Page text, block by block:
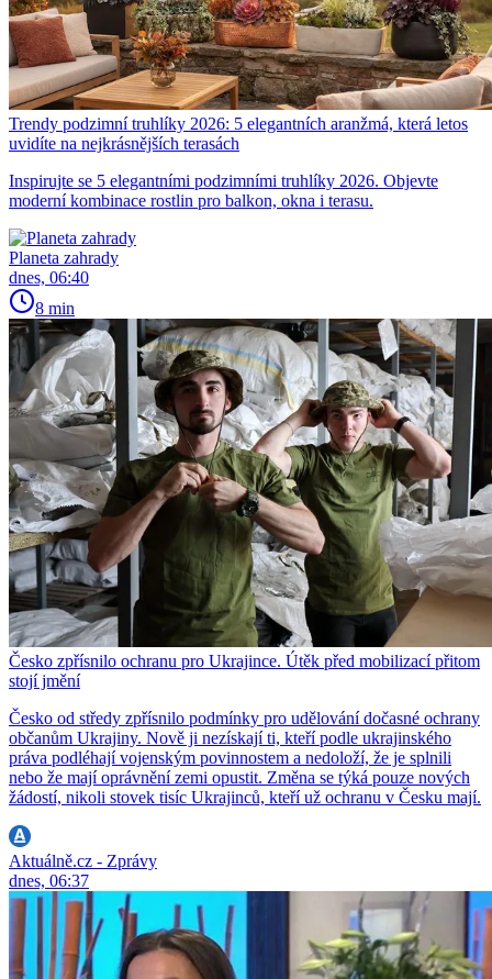
Trendy podzimní truhlíky 2026: 5 elegantních aranžmá, která letos
uvidíte na nejkrásnějších terasách
Inspirujte se 5 elegantními podzimními truhlíky 2026. Objevte
moderní kombinace rostlin pro balkon, okna i terasu.
Planeta zahrady
dnes, 06:40
8 min
Česko zpřísnilo ochranu pro Ukrajince. Útěk před mobilizací přitom
stojí jmění
Česko od středy zpřísnilo podmínky pro udělování dočasné ochrany
občanům Ukrajiny. Nově ji nezískají ti, kteří podle ukrajinského
práva podléhají vojenským povinnostem a nedoloží, že je splnili
nebo že mají oprávnění zemi opustit. Změna se týká pouze nových
žádostí, nikoli stovek tisíc Ukrajinců, kteří už ochranu v Česku mají.
Aktuálně.cz - Zprávy
dnes, 06:37